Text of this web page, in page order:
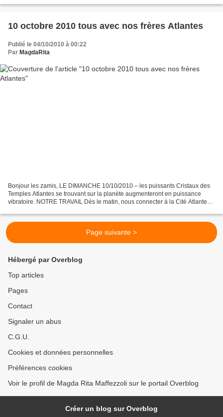
10 octobre 2010 tous avec nos frères Atlantes
Publié le 04/10/2010 à 00:22
Par MagdaRita
Bonjour les zamis, LE DIMANCHE 10/10/2010 – les puissants Cristaux des
Temples Atlantes se trouvant sur la planète augmenteront en puissance
vibratoire. NOTRE TRAVAIL Dès le matin, nous connecter à la Cité Atlante
Page suivante >
Hébergé par Overblog
Top articles
Pages
Contact
Signaler un abus
C.G.U.
Cookies et données personnelles
Préférences cookies
Voir le profil de Magda Rita Maffezzoli sur le portail Overblog
Créer un blog sur Overblog